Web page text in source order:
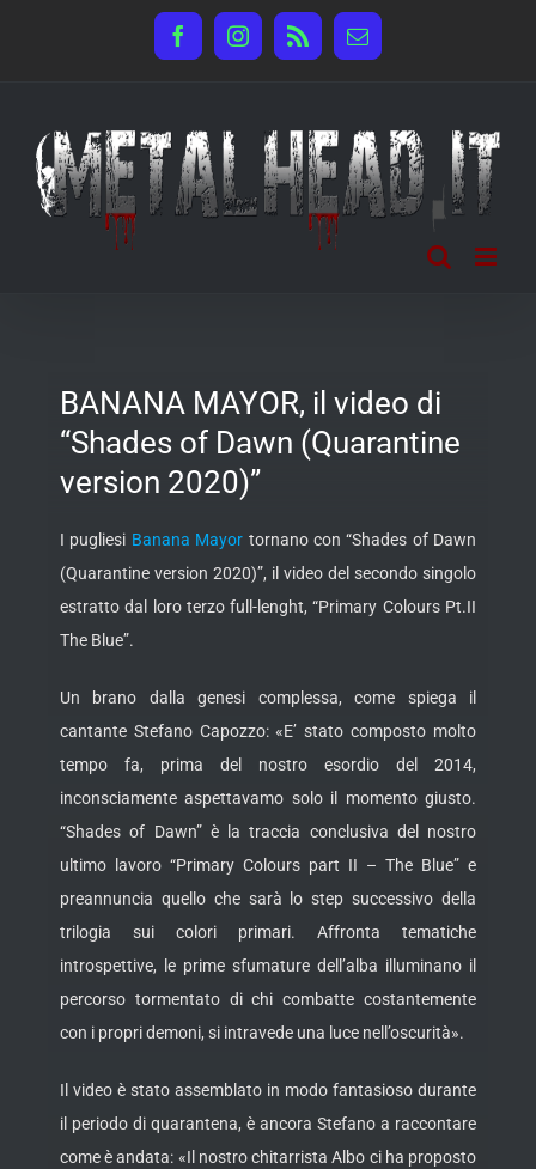
FacebookInstagram
Rss Email
BANANA MAYOR, il video di
“Shades of Dawn (Quarantine
version 2020)”
I pugliesi Banana Mayor tornano con “Shades of Dawn
(Quarantine version 2020)”, il video del secondo singolo
estratto dal loro terzo full-lenght, “Primary Colours Pt.II
The Blue”.
Un brano dalla genesi complessa, come spiega il
cantante Stefano Capozzo: «E’ stato composto molto
tempo fa, prima del nostro esordio del 2014,
inconsciamente aspettavamo solo il momento giusto.
“Shades of Dawn” è la traccia conclusiva del nostro
ultimo lavoro “Primary Colours part II – The Blue” e
preannuncia quello che sarà lo step successivo della
trilogia sui colori primari. Affronta tematiche
introspettive, le prime sfumature dell’alba illuminano il
percorso tormentato di chi combatte costantemente
con i propri demoni, si intravede una luce nell’oscurità».
Il video è stato assemblato in modo fantasioso durante
il periodo di quarantena, è ancora Stefano a raccontare
come è andata: «Il nostro chitarrista Albo ci ha proposto